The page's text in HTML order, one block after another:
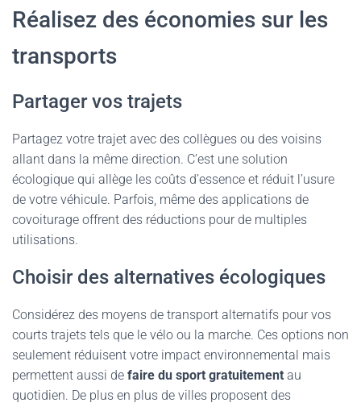
Réalisez des économies sur les
transports
Partager vos trajets
Partagez votre trajet avec des collègues ou des voisins
allant dans la même direction. C’est une solution
écologique qui allège les coûts d’essence et réduit l’usure
de votre véhicule. Parfois, même des applications de
covoiturage offrent des réductions pour de multiples
utilisations.
Choisir des alternatives écologiques
Considérez des moyens de transport alternatifs pour vos
courts trajets tels que le vélo ou la marche. Ces options non
seulement réduisent votre impact environnemental mais
permettent aussi de faire du sport gratuitement au
quotidien. De plus en plus de villes proposent des